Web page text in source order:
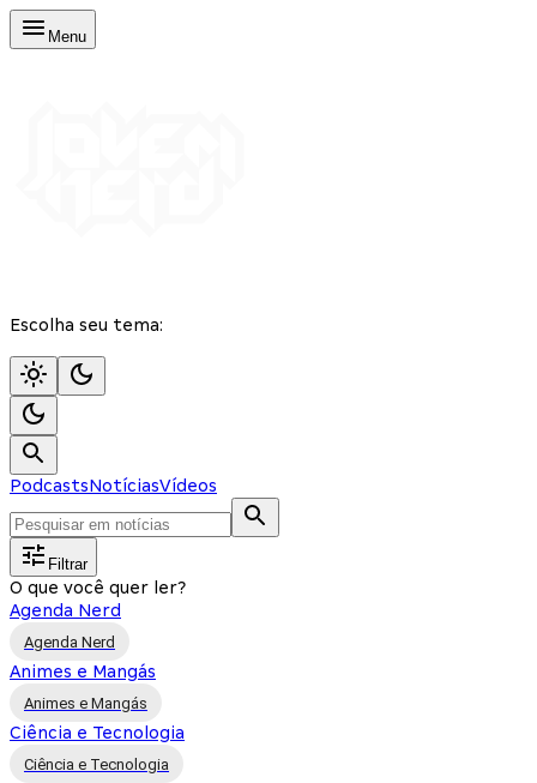
Menu
Escolha seu tema:
PodcastsNotíciasVídeos
Filtrar
O que você quer ler?
Agenda Nerd
Agenda Nerd
Animes e Mangás
Animes e Mangás
Ciência e Tecnologia
Ciência e Tecnologia